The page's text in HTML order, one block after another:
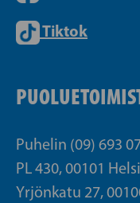
Tiktok
Puhelin (09) 693
PL 430, 00101
Yrjönkatu 27,